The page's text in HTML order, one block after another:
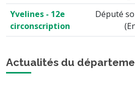
Yvelines - 12e
circonscription
Député
Actualités du